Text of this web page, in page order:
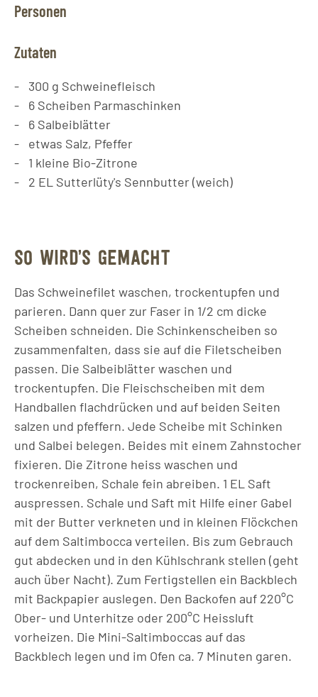
Personen
Zutaten
300 g Schweinefleisch
6 Scheiben Parmaschinken
6 Salbeiblätter
etwas Salz, Pfeffer
1 kleine Bio-Zitrone
2 EL Sutterlüty's Sennbutter (weich)
SO WIRD’S GEMACHT
Das Schweinefilet waschen, trockentupfen und
parieren. Dann quer zur Faser in 1/2 cm dicke
Scheiben schneiden. Die Schinkenscheiben so
zusammenfalten, dass sie auf die Filetscheiben
passen. Die Salbeiblätter waschen und
trockentupfen. Die Fleischscheiben mit dem
Handballen flachdrücken und auf beiden Seiten
salzen und pfeffern. Jede Scheibe mit Schinken
und Salbei belegen. Beides mit einem Zahnstocher
fixieren. Die Zitrone heiss waschen und
trockenreiben, Schale fein abreiben. 1 EL Saft
auspressen. Schale und Saft mit Hilfe einer Gabel
mit der Butter verkneten und in kleinen Flöckchen
auf dem Saltimbocca verteilen. Bis zum Gebrauch
gut abdecken und in den Kühlschrank stellen (geht
auch über Nacht). Zum Fertigstellen ein Backblech
mit Backpapier auslegen. Den Backofen auf 220°C
Ober- und Unterhitze oder 200°C Heissluft
vorheizen. Die Mini-Saltimboccas auf das
Backblech legen und im Ofen ca. 7 Minuten garen.